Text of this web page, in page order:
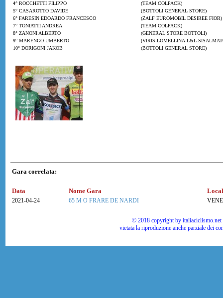
4° ROCCHETTI FILIPPO
(TEAM COLPACK)
5° CASAROTTO DAVIDE
(BOTTOLI GENERAL STORE)
6° FARESIN EDOARDO FRANCESCO
(ZALF EUROMOBIL DESIREE FIOR)
7° TONIATTI ANDREA
(TEAM COLPACK)
8° ZANONI ALBERTO
(GENERAL STORE BOTTOLI)
9° MARENGO UMBERTO
(VIRIS-LOMELLINA-L&L-
10° DORIGONI JAKOB
(BOTTOLI GENERAL STORE)
Gara correlata:
Data Nome Gara
2021-04-24 65 M O FRARE DE NARDI
© 2018 copyright by
vietata la riproduzione anche parziale dei